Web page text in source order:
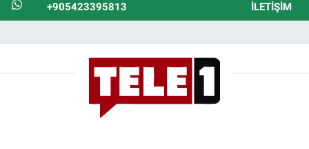
+905423395813 İLETIŞIM